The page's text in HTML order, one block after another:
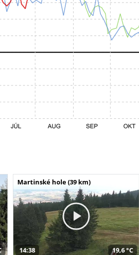
Martinské hole (39 km)
14:38 19,6 °C